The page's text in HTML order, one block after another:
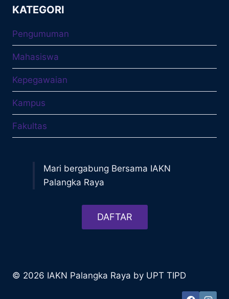
KATEGORI
Pengumuman
Mahasiswa
Kepegawaian
Kampus
Fakultas
Mari bergabung Bersama IAKN
Palangka Raya
DAFTAR
© 2026 IAKN Palangka Raya by UPT TIPD